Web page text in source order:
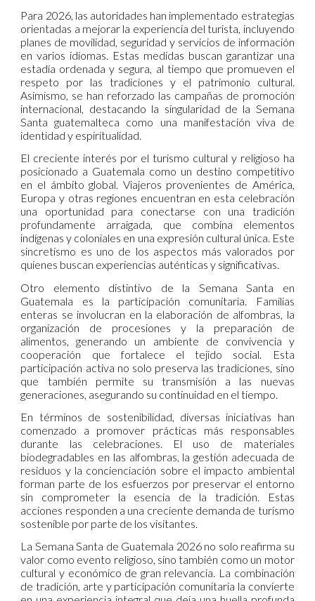
Para 2026, las autoridades han implementado estrategias
orientadas a mejorar la experiencia del turista, incluyendo
planes de movilidad, seguridad y servicios de información
en varios idiomas. Estas medidas buscan garantizar una
estadía ordenada y segura, al tiempo que promueven el
respeto por las tradiciones y el patrimonio cultural.
Asimismo, se han reforzado las campañas de promoción
internacional, destacando la singularidad de la Semana
Santa guatemalteca como una manifestación viva de
identidad y espiritualidad.
El creciente interés por el turismo cultural y religioso ha
posicionado a Guatemala como un destino competitivo
en el ámbito global. Viajeros provenientes de América,
Europa y otras regiones encuentran en esta celebración
una oportunidad para conectarse con una tradición
profundamente arraigada, que combina elementos
indígenas y coloniales en una expresión cultural única. Este
sincretismo es uno de los aspectos más valorados por
quienes buscan experiencias auténticas y significativas.
Otro elemento distintivo de la Semana Santa en
Guatemala es la participación comunitaria. Familias
enteras se involucran en la elaboración de alfombras, la
organización de procesiones y la preparación de
alimentos, generando un ambiente de convivencia y
cooperación que fortalece el tejido social. Esta
participación activa no solo preserva las tradiciones, sino
que también permite su transmisión a las nuevas
generaciones, asegurando su continuidad en el tiempo.
En términos de sostenibilidad, diversas iniciativas han
comenzado a promover prácticas más responsables
durante las celebraciones. El uso de materiales
biodegradables en las alfombras, la gestión adecuada de
residuos y la concienciación sobre el impacto ambiental
forman parte de los esfuerzos por preservar el entorno
sin comprometer la esencia de la tradición. Estas
acciones responden a una creciente demanda de turismo
sostenible por parte de los visitantes.
La Semana Santa de Guatemala 2026 no solo reafirma su
valor como evento religioso, sino también como un motor
cultural y económico de gran relevancia. La combinación
de tradición, arte y participación comunitaria la convierte